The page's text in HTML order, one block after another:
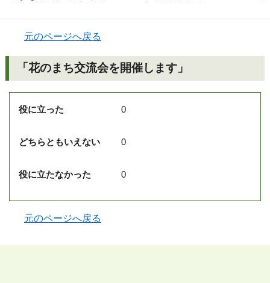
元のページへ戻る
「花のまち交流会を開催します」
役に立った 0
どちらともいえない 0
役に立たなかった 0
元のページへ戻る